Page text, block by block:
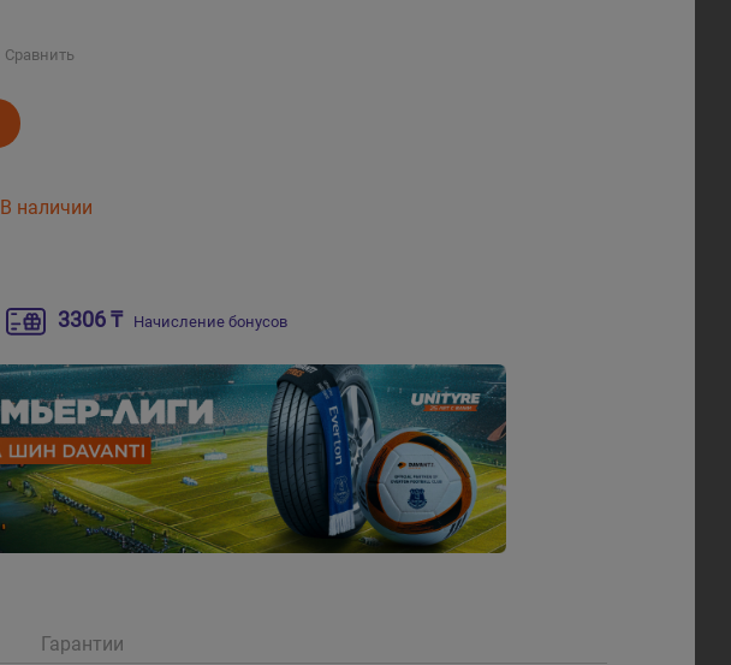
Сравнить
В наличии
3306 ₸ Начисление бонусов
Гарантии